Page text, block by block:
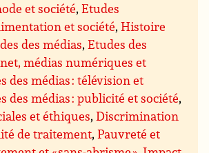
et société,Etudes
et société,Histoire
des médias,Etudes des
médias numériques et
des médias : télévision et
des médias : publicité et société,
et éthiques,Discrimination
de traitement,Pauvreté et